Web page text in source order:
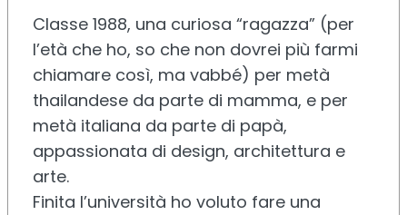
Classe 1988, una curiosa “ragazza” (per
l’età che ho, so che non dovrei più farmi
chiamare così, ma vabbé) per metà
thailandese da parte di mamma, e per
metà italiana da parte di papà,
appassionata di design, architettura e
arte.
Finita l’università ho voluto fare una